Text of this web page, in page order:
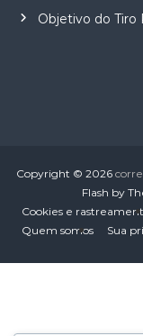
Objetivo do Tiro
Copyright © 2026
Flash by
Cookies e
Quem somos
Sua